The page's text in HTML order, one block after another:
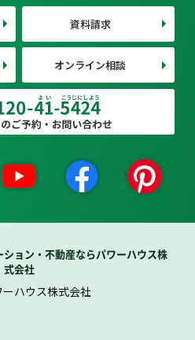
資料請求
オンライン相談
ョン・不動産ならパワーハウス株
式会社
ハウス株式会社